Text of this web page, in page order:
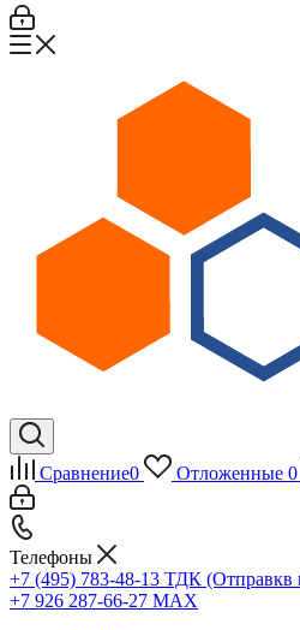
Сравнение0 Отложенные 0
Телефоны
+7 (495) 783-48-13 ТДК (Отправкв
+7 926 287-66-27 МАХ